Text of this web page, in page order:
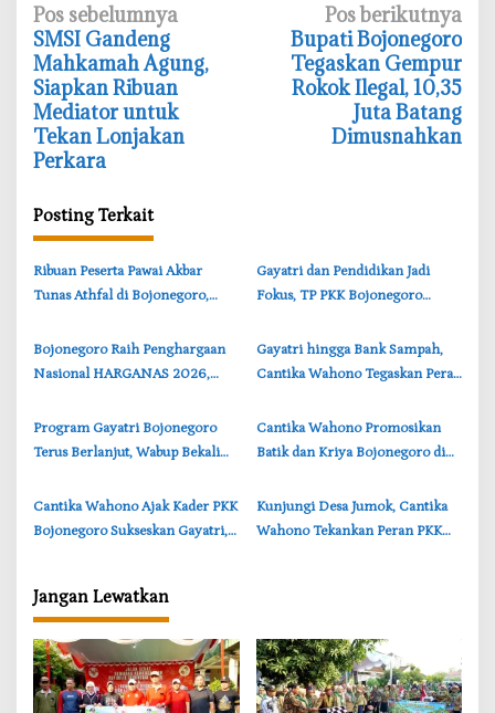
N
a
v
i
g
a
s
i
p
o
Pos sebelumnya
‎SMSI Gandeng
Mahkamah Agung,
Siapkan Ribuan
Mediator untuk
Tekan Lonjakan
Perkara
Pos berikutnya
‎Bupati Bojonegoro
Tegaskan Gempur
Rokok Ilegal, 10,35
Juta Batang
Dimusnahkan
Posting Terkait
‎Ribuan Peserta Pawai Akbar
Tunas Athfal di Bojonegoro,
Anak
‎Gayatri dan Pendidikan Jadi
Fokus, TP PKK Bojonegoro
‎Bojonegoro Raih Penghargaan
Nasional HARGANAS 2026,
Apresiasi BKKBN
‎Gayatri hingga Bank Sampah,
Cantika Wahono Tegaskan Peran
‎Program Gayatri Bojonegoro
Terus Berlanjut, Wabup Bekali
‎Cantika Wahono Promosikan
Batik dan Kriya Bojonegoro di
Yogyakarta
‎Cantika Wahono Ajak Kader PKK
Bojonegoro Sukseskan Gayatri,
‎Kunjungi Desa Jumok, Cantika
Wahono Tekankan Peran PKK
Jangan Lewatkan